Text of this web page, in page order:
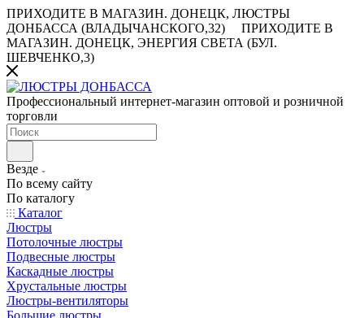
ПРИХОДИТЕ В МАГАЗИН. ДОНЕЦК, ЛЮСТРЫ
ДОНБАССА (ВЛАДЫЧАНСКОГО,32)
ПРИХОДИТЕ В
МАГАЗИН. ДОНЕЦК, ЭНЕРГИЯ СВЕТА (БУЛ.
ШЕВЧЕНКО,3)
Профессиональный интернет-магазин оптовой и розничной
торговли
Везде
По всему сайту
По каталогу
Каталог
Люстры
Потолочные люстры
Подвесные люстры
Каскадные люстры
Хрустальные люстры
Люстры-вентиляторы
Большие люстры